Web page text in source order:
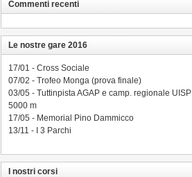
Commenti recenti
Le nostre gare 2016
17/01 - Cross Sociale
07/02 - Trofeo Monga (prova finale)
03/05 - Tuttinpista AGAP e camp. regionale UISP
5000 m
17/05 - Memorial Pino Dammicco
13/11 - I 3 Parchi
I nostri corsi